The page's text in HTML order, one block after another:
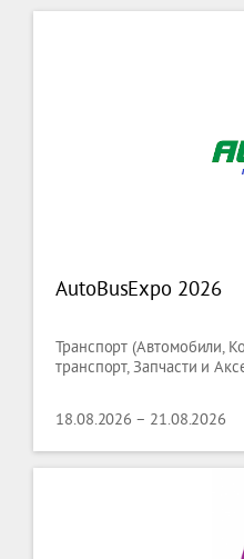
AutoBusExpo 2026
Транспорт (Автомобили,
транспорт, Запчасти и
18.08.2026 – 21.08.2026